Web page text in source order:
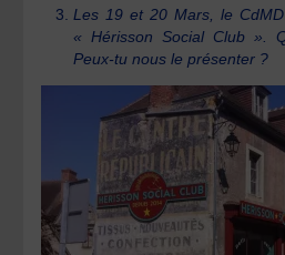
Les 19 et 20 Mars, le
« Hérisson Social Club ».
Peux-tu nous le présenter ?